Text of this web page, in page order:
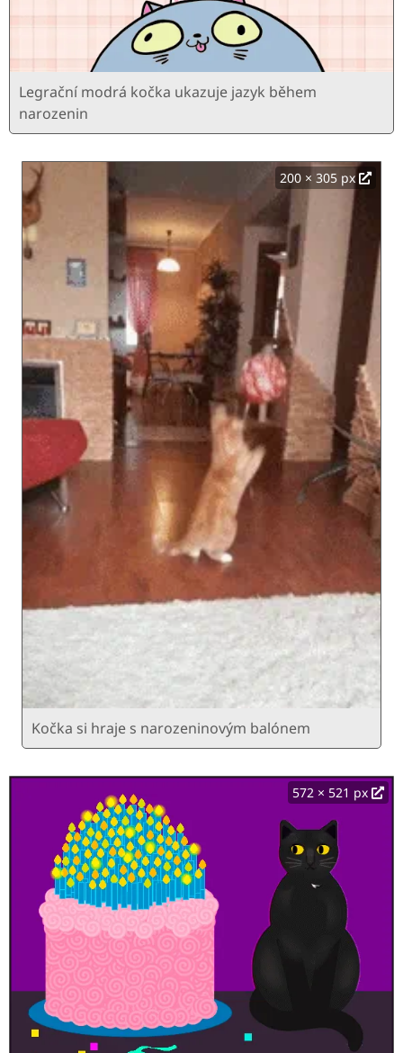
Legrační modrá kočka ukazuje jazyk během
narozenin
200 × 305 px
Kočka si hraje s narozeninovým balónem
572 × 521 px